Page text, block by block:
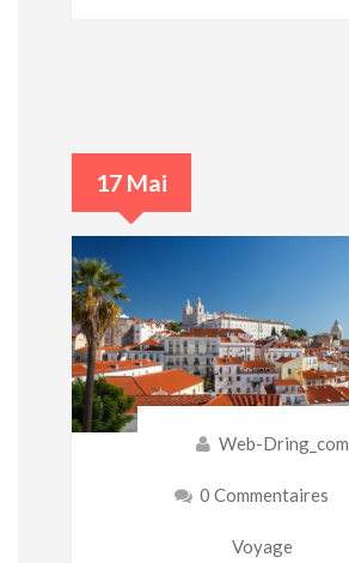
17 Mai
Web-Dring_com
0 Commentaires
Voyage